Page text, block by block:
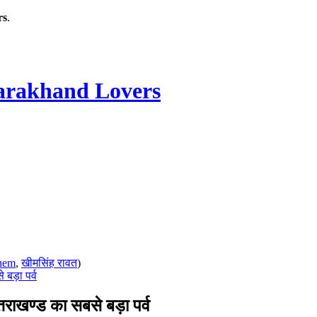
.
Lovers
,खीमसिंह रावत)
पर्व
का सबसे बड़ा पर्व